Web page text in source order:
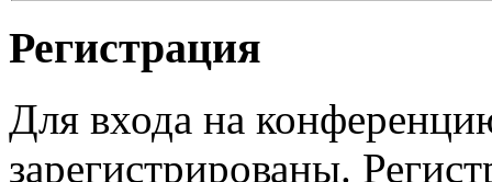
Регистрация
Для входа на
зарегистрированы.